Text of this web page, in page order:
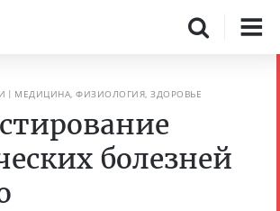
МЕДИЦИНА, ФИЗИОЛОГИЯ, ЗДОРОВЬЕ
болезней